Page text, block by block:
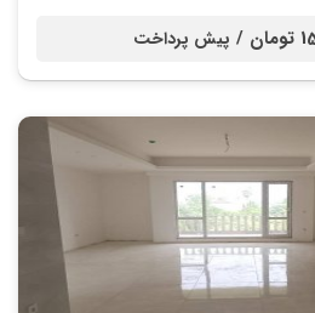
/ پیش پرداخت